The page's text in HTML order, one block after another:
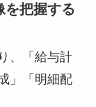
を把握する
、「給与計
」「明細配